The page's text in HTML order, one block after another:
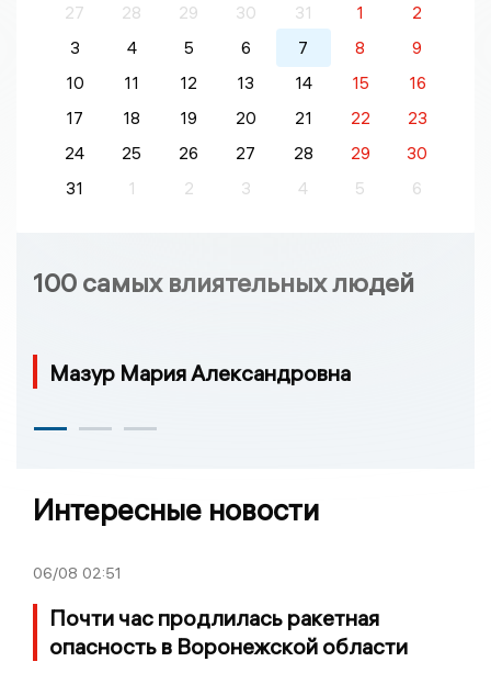
27
28 29 30 31 1
2
3
4 5 6 7 8
9
10
11 12 13 14 15
16
17
18 19 20 21 22
23
24
25 26 27 28 29
30
31
1 2 3 4 5 6
100 самых влиятельных людей
Мазур Мария Александровна
Интересные новости
06/08 02:51
Почти час продлилась ракетная
опасность в Воронежской области